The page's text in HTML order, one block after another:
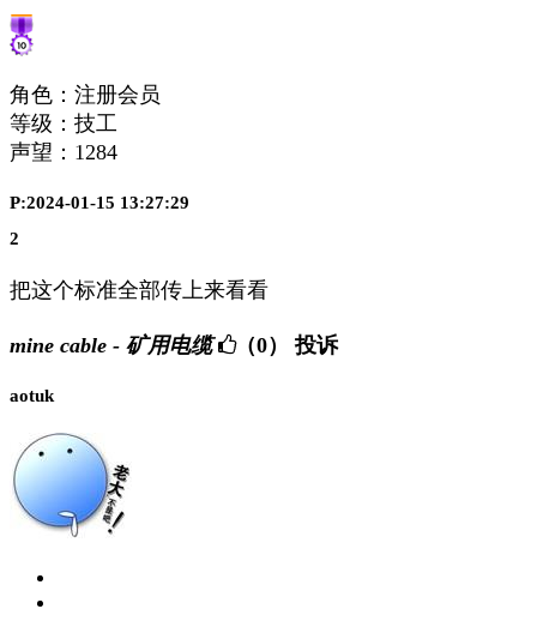
角色：注册会员
等级：技工
声望： 1284
P:2024-01-15 13:27:29
2
把这个标准全部传上来看看
mine cable - 矿用电缆 （0） 投诉
aotuk